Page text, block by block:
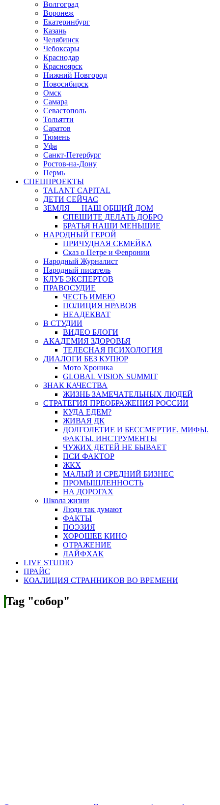
Волгоград
Воронеж
Екатеринбург
Казань
Челябинск
Чебоксары
Краснодар
Красноярск
Нижний Новгород
Новосибирск
Омск
Самара
Севастополь
Тольятти
Саратов
Тюмень
Уфа
Санкт-Петербург
Ростов-на-Дону
Пермь
СПЕЦПРОЕКТЫ
TALANT CAPITAL
ДЕТИ СЕЙЧАС
ЗЕМЛЯ — НАШ ОБЩИЙ ДОМ
СПЕШИТЕ ДЕЛАТЬ ДОБРО
БРАТЬЯ НАШИ МЕНЬШИЕ
НАРОДНЫЙ ГЕРОЙ
ПРИЧУДНАЯ СЕМЕЙКА
Сказ о Петре и Февронии
Народный Журналист
Народный писатель
КЛУБ ЭКСПЕРТОВ
ПРАВОСУДИЕ
ЧЕСТЬ ИМЕЮ
ПОЛИЦИЯ НРАВОВ
НЕАДЕКВАТ
В СТУДИИ
ВИДЕО БЛОГИ
АКАДЕМИЯ ЗДОРОВЬЯ
ТЕЛЕСНАЯ ПСИХОЛОГИЯ
ДИАЛОГИ БЕЗ КУПЮР
Мото Хроника
GLOBAL VISION SUMMIT
ЗНАК КАЧЕСТВА
ЖИЗНЬ ЗАМЕЧАТЕЛЬНЫХ ЛЮДЕЙ
СТРАТЕГИЯ ПРЕОБРАЖЕНИЯ РОССИИ
КУДА ЕДЕМ?
ЖИВАЯ ДК
ДОЛГОЛЕТИЕ И БЕССМЕРТИЕ. МИФЫ.
ФАКТЫ. ИНСТРУМЕНТЫ
ЧУЖИХ ДЕТЕЙ НЕ БЫВАЕТ
ПСИ ФАКТОР
ЖКХ
МАЛЫЙ И СРЕДНИЙ БИЗНЕС
ПРОМЫШЛЕННОСТЬ
НА ДОРОГАХ
Школа жизни
Люди так думают
ФАКТЫ
ПОЭЗИЯ
ХОРОШЕЕ КИНО
ОТРАЖЕНИЕ
ЛАЙФХАК
LIVE STUDIO
ПРАЙС
КОАЛИЦИЯ СТРАННИКОВ ВО ВРЕМЕНИ
Tag "собор"